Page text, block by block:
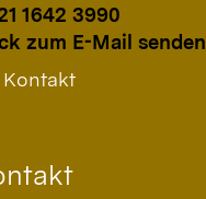
1642 3990
zum E-Mail senden
Kontakt